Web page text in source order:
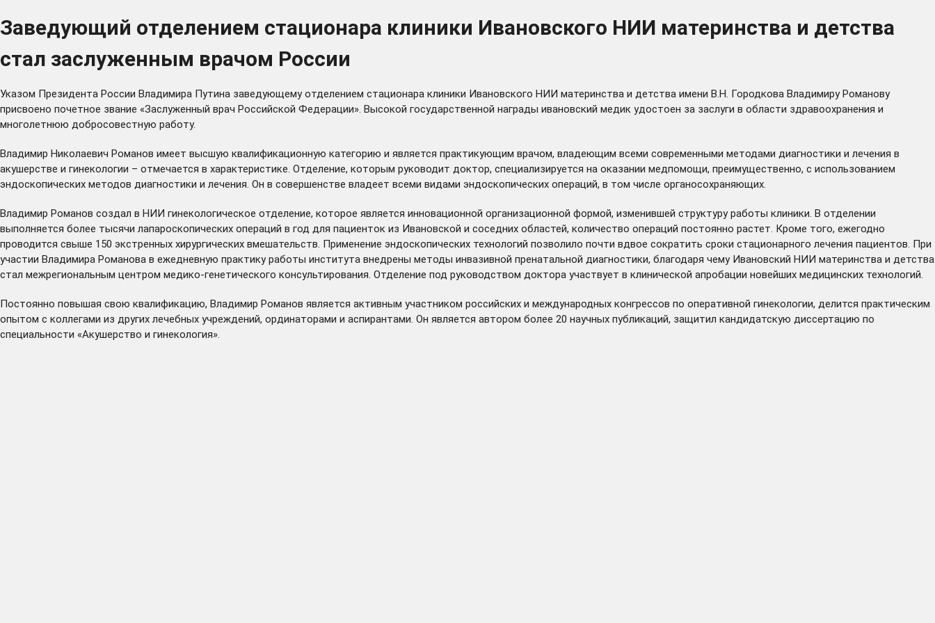
Заведующий отделением стационара клиники Ивановского НИИ материнства и детства
стал заслуженным врачом России
Указом Президента России Владимира Путина заведующему отделением стационара клиники Ивановского НИИ материнства и детства имени В.Н. Городкова Владимиру Романову
присвоено почетное звание «Заслуженный врач Российской Федерации». Высокой государственной награды ивановский медик удостоен за заслуги в области здравоохранения и
многолетнюю добросовестную работу.
Владимир Николаевич Романов имеет высшую квалификационную категорию и является практикующим врачом, владеющим всеми современными методами диагностики и лечения в
акушерстве и гинекологии – отмечается в характеристике. Отделение, которым руководит доктор, специализируется на оказании медпомощи, преимущественно, с использованием
эндоскопических методов диагностики и лечения. Он в совершенстве владеет всеми видами эндоскопических операций, в том числе органосохраняющих.
Владимир Романов создал в НИИ гинекологическое отделение, которое является инновационной организационной формой, изменившей структуру работы клиники. В отделении
выполняется более тысячи лапароскопических операций в год для пациенток из Ивановской и соседних областей, количество операций постоянно растет. Кроме того, ежегодно
проводится свыше 150 экстренных хирургических вмешательств. Применение эндоскопических технологий позволило почти вдвое сократить сроки стационарного лечения пациентов. При
участии Владимира Романова в ежедневную практику работы института внедрены методы инвазивной пренатальной диагностики, благодаря чему Ивановский НИИ материнства и детства
стал межрегиональным центром медико-генетического консультирования. Отделение под руководством доктора участвует в клинической апробации новейших медицинских технологий.
Постоянно повышая свою квалификацию, Владимир Романов является активным участником российских и международных конгрессов по оперативной гинекологии, делится практическим
опытом с коллегами из других лечебных учреждений, ординаторами и аспирантами. Он является автором более 20 научных публикаций, защитил кандидатскую диссертацию по
специальности «Акушерство и гинекология».